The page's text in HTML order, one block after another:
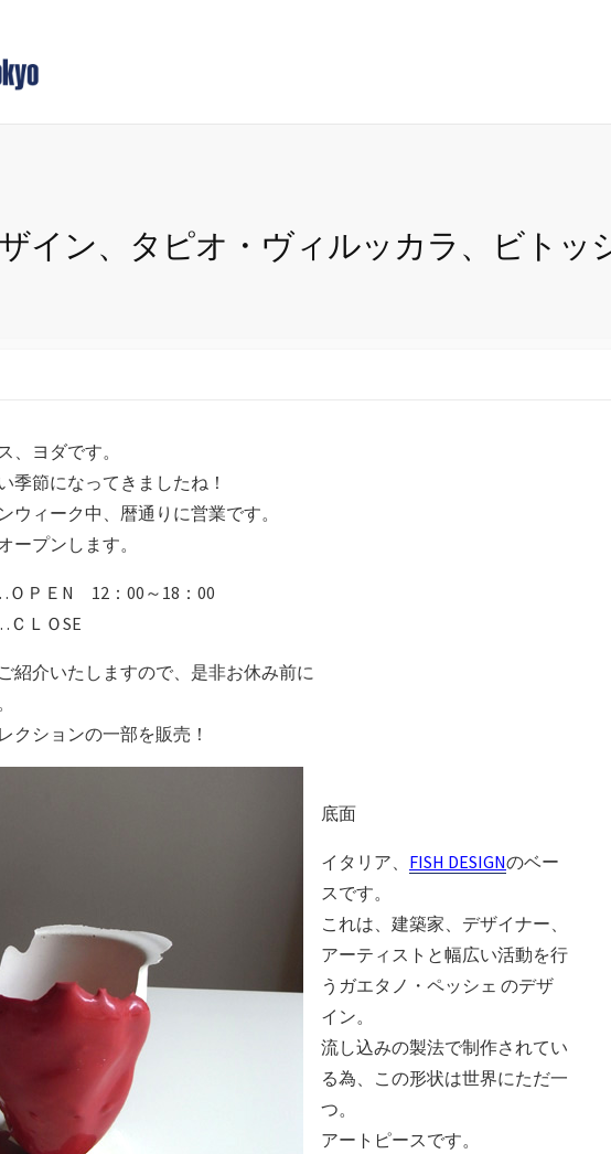
イン、タピオ・ヴィルッカラ、ビトッ
、ヨダです。
季節になってきましたね！
ウィーク中、暦通りに営業です。
ープンします。
ＰＥN 12：00～18：00
ＬＯSE
紹介いたしますので、是非お休み前に
クションの一部を販売！
底面
イタリア、 FISH DESIGNのベー
スです。
これは、建築家、デザイナー、
アーティストと幅広い活動を行
うガエタノ・ペッシェ のデザ
イン。
流し込みの製法で制作されてい
る為、この形状は世界にただ一
つ。
アートピースです。